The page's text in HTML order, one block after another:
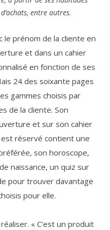
d’achats, entre autres.
le prénom de la cliente en
et dans un cahier
en fonction de ses
24 des soixante pages
gammes choisis par
de la cliente. Son
et sur son cahier
est réservé contient une
son horoscope,
naissance, un quiz sur
pour trouver davantage
pour elle.
« C’est un produit